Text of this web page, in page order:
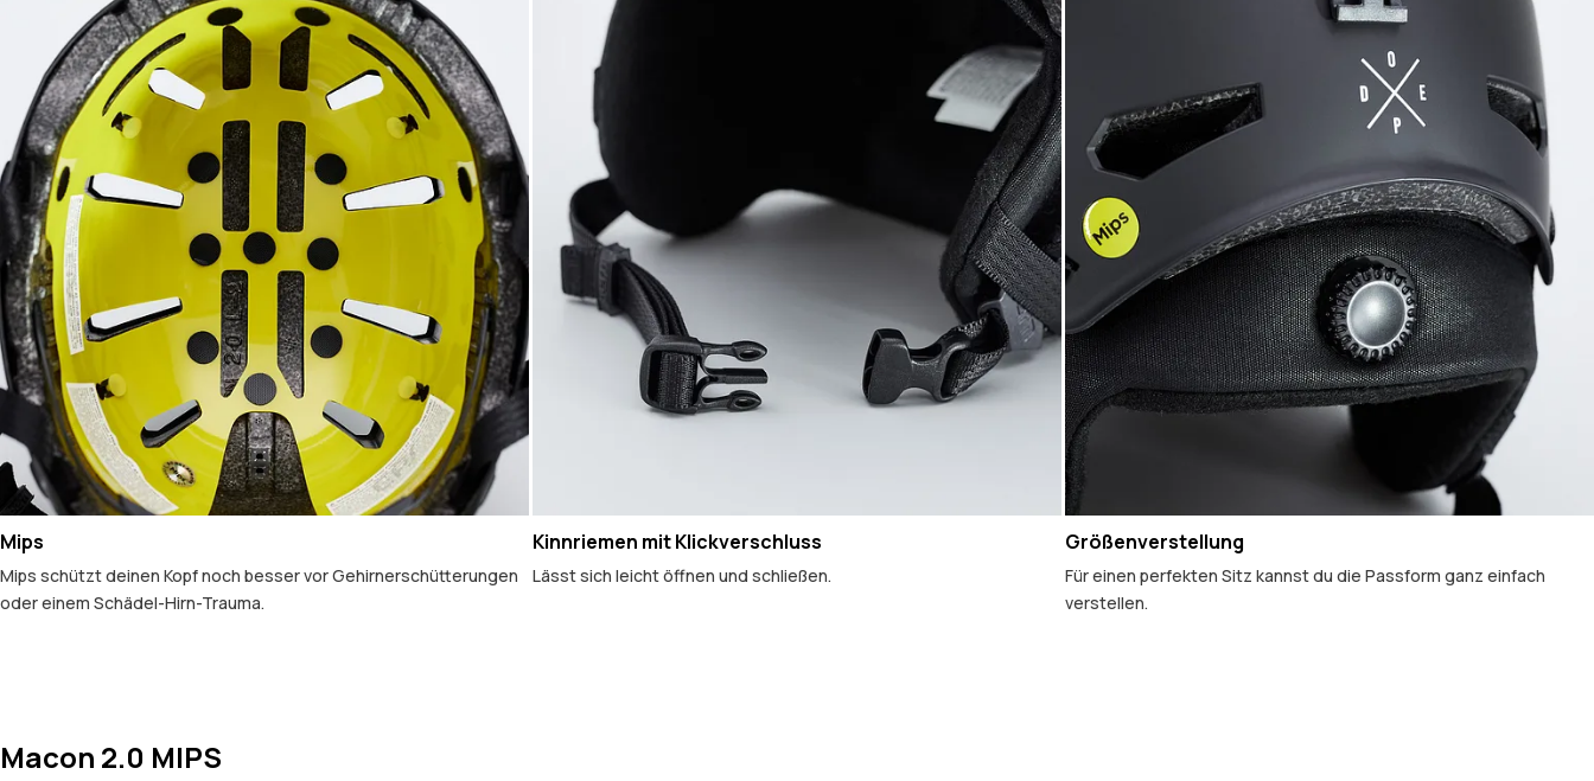
Mips
Mips schützt deinen Kopf noch besser vor Gehirnerschütterungen
oder einem Schädel-Hirn-Trauma.
Kinnriemen mit Klickverschluss
Lässt sich leicht öffnen und schließen.
Größenverstellung
Für einen perfekten Sitz kannst du die Passform ganz einfach
verstellen.
Macon 2.0 MIPS